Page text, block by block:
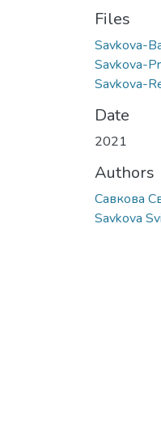
Files
Savkova-
Savkova-
Savkova-
Date
2021
Authors
Савкова
Savkova